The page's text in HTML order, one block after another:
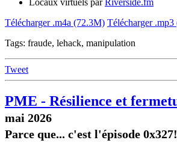
Locaux virtuels parRiverside.fm
Télécharger .m4a (72.3M) Télécharger
Tags: fraude, lehack, manipulation
Tweet
PME - Résilience et
mai 2026
Parce que... c'est l'épisode 0x327!